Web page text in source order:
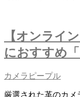
【オンライ
におすすめ
カメラピープル
厳選された革のカ